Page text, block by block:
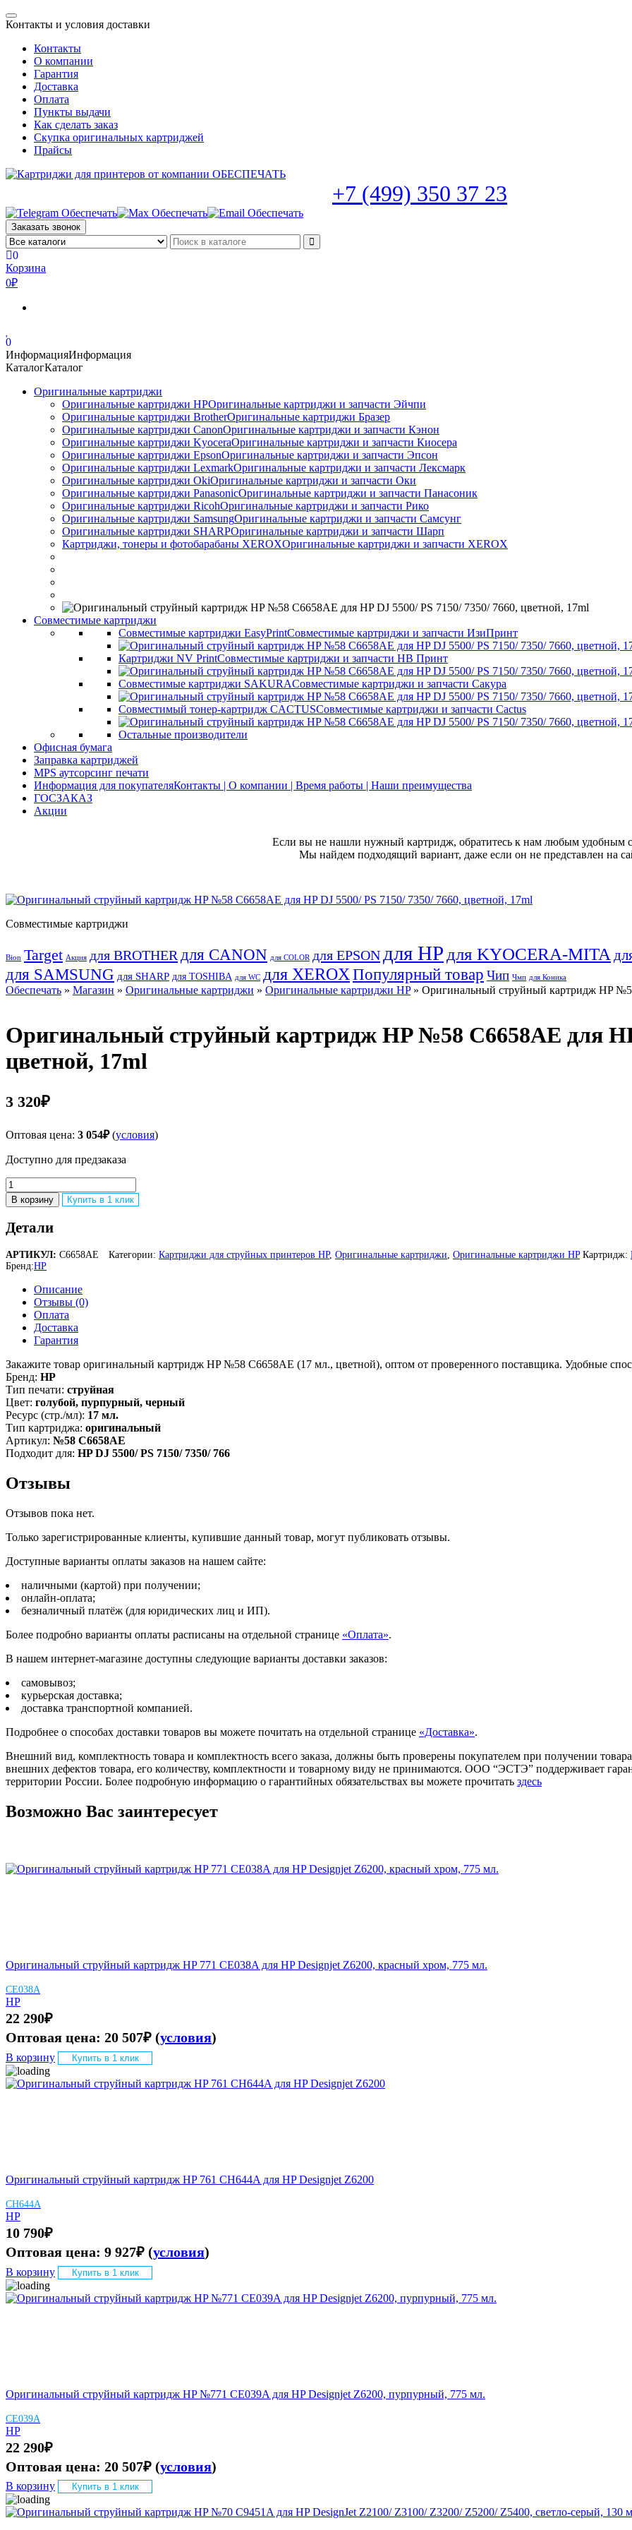
Skip
to
content
Toggle
navigation
Контакты и условия доставки
Контакты
О компании
Гарантия
Доставка
Оплата
Пункты выдачи
Как сделать заказ
Скупка оригинальных картриджей
Прайсы
+7 (499) 350 37 23
Заказать звонок
0
Корзина
0₽
0
ИнформацияИнформация
КаталогКаталог
Оригинальные картриджи
Оригинальные картриджи HPОригинальные картриджи и запчасти Эйчпи
Оригинальные картриджи BrotherОригинальные картриджи Бразер
Оригинальные картриджи CanonОригинальные картриджи и запчасти Кэнон
Оригинальные картриджи KyoceraОригинальные картриджи и запчасти Киосера
Оригинальные картриджи EpsonОригинальные картриджи и запчасти Эпсон
Оригинальные картриджи LexmarkОригинальные картриджи и запчасти Лексмарк
Оригинальные картриджи ОkiОригинальные картриджи и запчасти Оки
Оригинальные картриджи PanasonicОригинальные картриджи и запчасти Панасоник
Оригинальные картриджи RicohОригинальные картриджи и запчасти Рико
Оригинальные картриджи SamsungОригинальные картриджи и запчасти Самсунг
Оригинальные картриджи SHARPОригинальные картриджи и запчасти Шарп
Картриджи, тонеры и фотобарабаны XEROXОригинальные картриджи и запчасти XEROX
Совместимые картриджи
Совместимые картриджи EasyPrintСовместимые картриджи и запчасти ИзиПринт
Картриджи NV PrintСовместимые картриджи и запчасти НВ Принт
Совместимые картриджи SAKURAСовместимые картриджи и запчасти Сакура
Совместимый тонер-картридж CACTUSСовместимые картриджи и запчасти Cactus
Остальные производители
Офисная бумага
Заправка картриджей
MPS аутсорсинг печати
Информация для покупателяКонтакты | О компании | Время работы | Наши преимущества
ГОСЗАКАЗ
Акции
Если вы не нашли нужный картридж, обратитесь к нам любым удобным
Мы найдем подходящий вариант, даже если он не представлен на
Совместимые картриджи
Bion Target Акция для BROTHER для CANON для COLOR для EPSON для HP для KYOCERA-MITA
для SAMSUNG для SHARP для TOSHIBA для WC для XEROX Популярный товар Чип Чмп для Коника
Обеспечать » Магазин » Оригинальные картриджи » Оригинальные картриджи HP» Оригинальный струйный картридж HP
Оригинальный струйный картридж HP №58 C6658AE для HP
цветной, 17ml
3 320₽
Оптовая цена: 3 054₽(условия)
Доступно для предзаказа
Количество
товара
Оригинальный
струйный
картридж
№58
C6658AE
7350/
7660,
цветной,
17ml
В корзину Купить в 1 клик
Детали
АРТИКУЛ: C6658AE Категории: Картриджи для струйных принтеров HP, Оригинальные картриджи Оригинальные картриджи HP Картридж:
Бренд:HP
Описание
Отзывы (0)
Оплата
Доставка
Гарантия
Закажите товар оригинальный картридж HP №58 C6658AE (17 мл., цветной), оптом от проверенного поставщика. Удобные
Бренд: HP
Тип печати: струйная
Цвет: голубой, пурпурный, черный
Ресурс (стр./мл): 17 мл.
Тип картриджа: оригинальный
Артикул: №58 C6658AE
Подходит для: HP DJ 5500/ PS 7150/ 7350/ 766
Отзывы
Отзывов пока нет.
Только зарегистрированные клиенты, купившие данный товар, могут публиковать отзывы.
Доступные варианты оплаты заказов на нашем сайте:
наличными (картой) при получении;
онлайн-оплата;
безналичный платёж (для юридических лиц и ИП).
Более подробно варианты оплаты расписаны на отдельной странице «Оплата».
В нашем интернет-магазине доступны следующие варианты доставки заказов:
самовывоз;
курьерская доставка;
доставка транспортной компанией.
Подробнее о способах доставки товаров вы можете почитать на отдельной странице «Доставка».
Внешний вид, комплектность товара и комплектность всего заказа, должны быть проверены покупателем при получении
внешних дефектов товара, его количеству, комплектности и товарному виду не принимаются. ООО “ЭСТЭ” поддерживает
территории России. Более подробную информацию о гарантийных обязательствах вы можете прочитать здесь
Возможно Вас заинтересует
Оригинальный струйный картридж HP 771 CE038A для HP Designjet Z6200, красный хром, 775 мл.
CE038A
HP
22 290₽
Оптовая цена: 20 507₽ (условия)
В корзину Купить в 1 клик
Оригинальный струйный картридж HP 761 CH644A для HP Designjet Z6200
CH644A
HP
10 790₽
Оптовая цена: 9 927₽ (условия)
В корзину Купить в 1 клик
Оригинальный струйный картридж HP №771 CE039A для HP Designjet Z6200, пурпурный, 775 мл.
CE039A
HP
22 290₽
Оптовая цена: 20 507₽ (условия)
В корзину Купить в 1 клик